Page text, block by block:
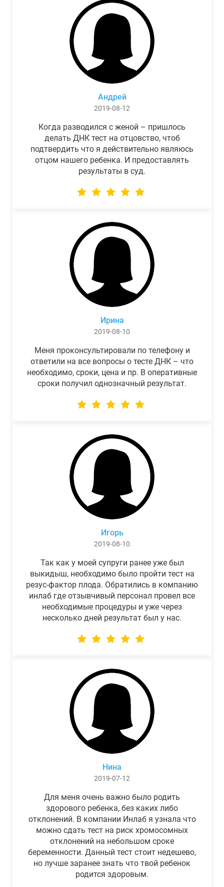
Андрей
2019-08-12
Когда разводился с женой – пришлось
делать ДНК тест на отцовство, чтоб
подтвердить что я действительно являюсь
отцом нашего ребенка. И предоставлять
результаты в суд.
Ирина
2019-08-10
Меня проконсультировали по телефону и
ответили на все вопросы о тесте ДНК – что
необходимо, сроки, цена и пр. В оперативные
сроки получил однозначный результат.
Игорь
2019-08-10
Так как у моей супруги ранее уже был
выкидыш, необходимо было пройти тест на
резус-фактор плода. Обратились в компанию
инлаб где отзывчивый персонал провел все
необходимые процедуры и уже через
несколько дней результат был у нас.
Нина
2019-07-12
Для меня очень важно было родить
здорового ребенка, без каких либо
отклонений. В компании Инлаб я узнала что
можно сдать тест на риск хромосомных
отклонений на небольшом сроке
беременности. Данный тест стоит недешево,
но лучше заранее знать что твой ребенок
родится здоровым.